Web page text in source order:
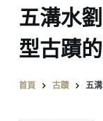
五溝水
型古蹟
首頁 古蹟 五